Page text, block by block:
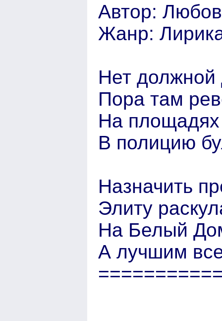
Автор:
Жанр:
Нет должной
Пора там
На площадях
В полицию
Назначить
Элиту
На Белый
А лучшим